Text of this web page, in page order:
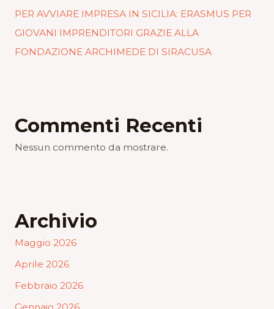
PER AVVIARE IMPRESA IN SICILIA: ERASMUS PER
GIOVANI IMPRENDITORI GRAZIE ALLA
FONDAZIONE ARCHIMEDE DI SIRACUSA
Commenti Recenti
Nessun commento da mostrare.
Archivio
Maggio 2026
Aprile 2026
Febbraio 2026